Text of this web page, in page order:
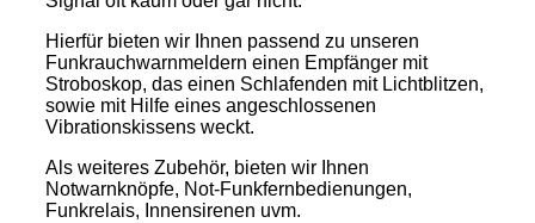
Hierfür bieten wir Ihnen passend zu unseren
Funkrauchwarnmeldern einen Empfänger mit
Stroboskop, das einen Schlafenden mit Lichtblitzen,
sowie mit Hilfe eines angeschlossenen
Vibrationskissens weckt.
Als weiteres Zubehör, bieten wir Ihnen
Notwarnknöpfe, Not-Funkfernbedienungen,
Funkrelais, Innensirenen uvm.